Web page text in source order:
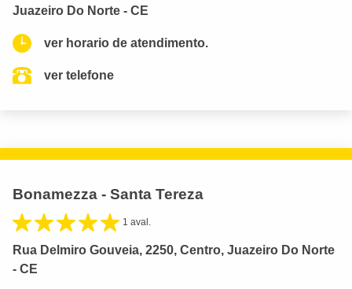
Juazeiro Do Norte - CE
ver horario de atendimento.
ver telefone
Bonamezza - Santa Tereza
1 aval.
Rua Delmiro Gouveia, 2250, Centro, Juazeiro Do Norte
- CE